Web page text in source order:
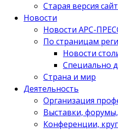
Старая версия
Новости
Новости АРС-
По страницам
Новости
Специально
Страна и мир
Деятельность
Организация
Выставки,
Конференции,